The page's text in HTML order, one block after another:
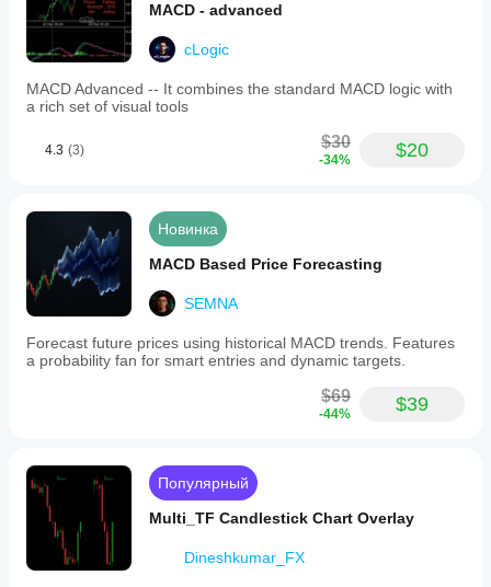
MACD - advanced
cLogic
MACD Advanced -- It combines the standard MACD logic with
a rich set of visual tools
4.3 (3) $30
-34% $20
Новинка
MACD Based Price Forecasting
SEMNA
Forecast future prices using historical MACD trends. Features
a probability fan for smart entries and dynamic targets.
$69
-44% $39
Популярный
Multi_TF Candlestick Chart Overlay
Dineshkumar_FX